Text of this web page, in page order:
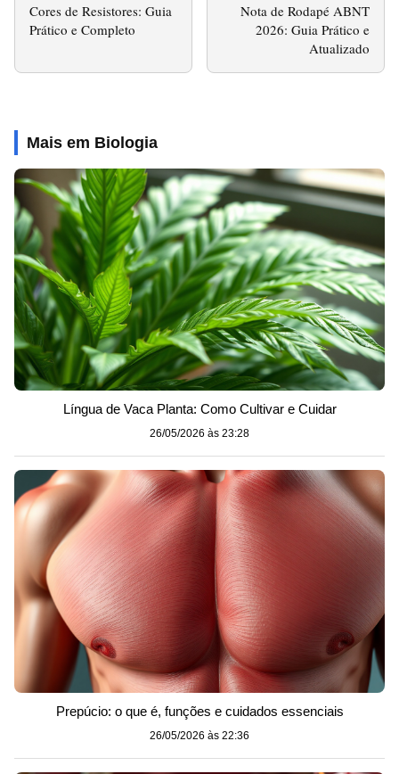
Cores de Resistores: Guia
Prático e Completo
Nota de Rodapé ABNT
2026: Guia Prático e
Atualizado
Mais em Biologia
Língua de Vaca Planta: Como Cultivar e Cuidar
26/05/2026 às 23:28
Prepúcio: o que é, funções e cuidados essenciais
26/05/2026 às 22:36